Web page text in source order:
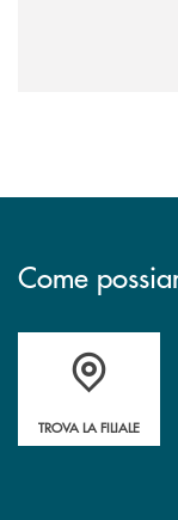
Come
Accedi all' elenco
TROVA LA FILIALE